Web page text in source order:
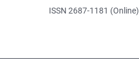
ISSN 2687-1181 (Online)